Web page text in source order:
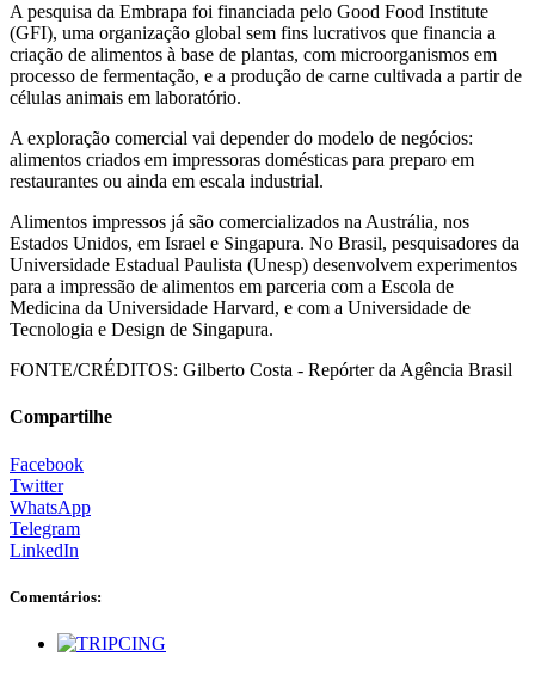
A pesquisa da Embrapa foi financiada pelo Good Food Institute
(GFI), uma organização global sem fins lucrativos que financia a
criação de alimentos à base de plantas, com microorganismos em
processo de fermentação, e a produção de carne cultivada a partir de
células animais em laboratório.
A exploração comercial vai depender do modelo de negócios:
alimentos criados em impressoras domésticas para preparo em
restaurantes ou ainda em escala industrial.
Alimentos impressos já são comercializados na Austrália, nos
Estados Unidos, em Israel e Singapura. No Brasil, pesquisadores da
Universidade Estadual Paulista (Unesp) desenvolvem experimentos
para a impressão de alimentos em parceria com a Escola de
Medicina da Universidade Harvard, e com a Universidade de
Tecnologia e Design de Singapura.
FONTE/CRÉDITOS: Gilberto Costa - Repórter da Agência Brasil
Compartilhe
Facebook
Twitter
WhatsApp
Telegram
LinkedIn
Comentários: